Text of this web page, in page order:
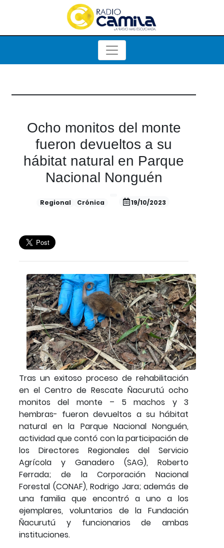
Ocho monitos del monte
fueron devueltos a su
hábitat natural en Parque
Nacional Nonguén
Regional Crónica 19/10/2023
Tras un exitoso proceso de rehabilitación
en el Centro de Rescate Ñacurutú ocho
monitos del monte – 5 machos y 3
hembras- fueron devueltos a su hábitat
natural en la Parque Nacional Nonguén,
actividad que contó con la participación de
los Directores Regionales del Servicio
Agrícola y Ganadero (SAG), Roberto
Ferrada; de la Corporación Nacional
Forestal (CONAF), Rodrigo Jara; además de
una familia que encontró a uno a los
ejemplares, voluntarios de la Fundación
Ñacurutú y funcionarios de ambas
instituciones.